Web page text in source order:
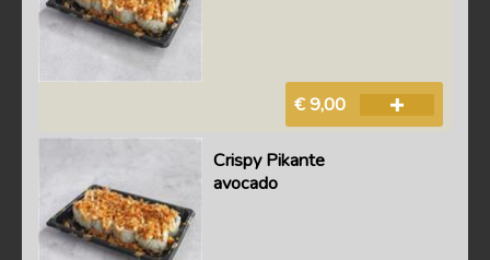
€ 9,00
Crispy Pikante
avocado